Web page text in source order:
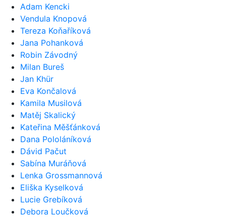
Adam Kencki
Vendula Knopová
Tereza Koňaříková
Jana Pohanková
Robin Závodný
Milan Bureš
Jan Khür
Eva Končalová
Kamila Musilová
Matěj Skalický
Kateřina Měšťánková
Dana Pololáníková
Dávid Pačut
Sabína Muráňová
Lenka Grossmannová
Eliška Kyselková
Lucie Grebíková
Debora Loučková